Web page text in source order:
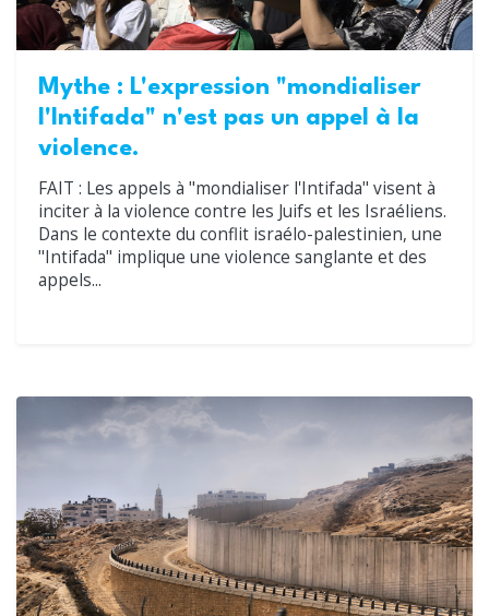
Mythe : L'expression "mondialiser
l'Intifada" n'est pas un appel à la
violence.
FAIT : Les appels à "mondialiser l'Intifada" visent à
inciter à la violence contre les Juifs et les Israéliens.
Dans le contexte du conflit israélo-palestinien, une
"Intifada" implique une violence sanglante et des
appels...